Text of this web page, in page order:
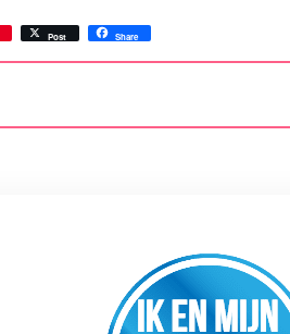
Post Share